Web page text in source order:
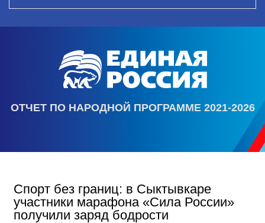
ОТЧЕТ ПО НАРОДНОЙ ПРОГРАММЕ 2021-2026
Спорт без границ: в Сыктывкаре
участники марафона «Сила России»
получили заряд бодрости